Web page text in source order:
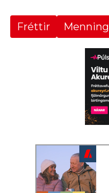
Fréttir Menning